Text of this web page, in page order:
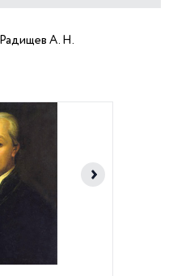
Радищев А. Н.